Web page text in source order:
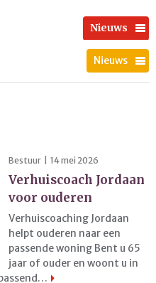
Nieuws
Bestuur | 14 mei 2026
Verhuiscoach Jordaan
voor ouderen
Verhuiscoaching Jordaan
helpt ouderen naar een
passende woning Bent u 65
jaar of ouder en woont u in
Nieuws